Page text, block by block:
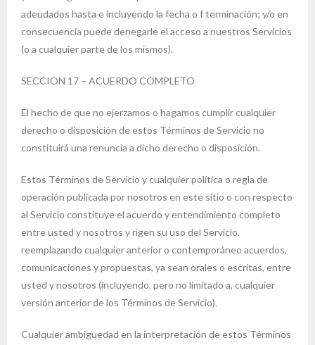
adeudados hasta e incluyendo la fecha o f terminación; y/o en
consecuencia puede denegarle el acceso a nuestros Servicios
(o a cualquier parte de los mismos).
SECCION 17 – ACUERDO COMPLETO
El hecho de que no ejerzamos o hagamos cumplir cualquier
derecho o disposición de estos Términos de Servicio no
constituirá una renuncia a dicho derecho o disposición.
Estos Términos de Servicio y cualquier política o regla de
operación publicada por nosotros en este sitio o con respecto
al Servicio constituye el acuerdo y entendimiento completo
entre usted y nosotros y rigen su uso del Servicio,
reemplazando cualquier anterior o contemporáneo acuerdos,
comunicaciones y propuestas, ya sean orales o escritas, entre
usted y nosotros (incluyendo, pero no limitado a, cualquier
versión anterior de los Términos de Servicio).
Cualquier ambiguedad en la interpretación de estos Términos